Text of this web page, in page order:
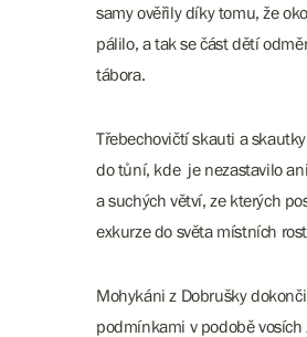
samy ověřily díky tomu, že
pálilo, a tak se část dětí
tábora.
Třebechovičtí skauti a
do tůní, kde je nezastavilo
a suchých větví, ze kterých
exkurze do světa místních
Mohykáni z Dobrušky
podmínkami v podobě